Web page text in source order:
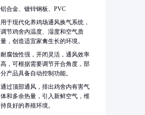
铝合金、镀锌钢板、PVC
用于现代化养鸡场通风换气系统，
调节鸡舍内温度、湿度和空气质
量，创造适宜家禽生长的环境。
耐腐蚀性强，开闭灵活，通风效率
高，可根据需要调节开合角度，部
分产品具备自动控制功能。
通过顶部通风，排出鸡舍内有害气
体和多余热量，引入新鲜空气，维
持良好的养殖环境。